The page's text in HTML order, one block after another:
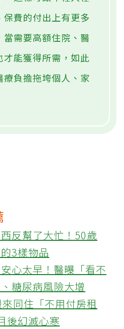
費的付出上有更多
需要高額住院、醫
能獲得所需，如此
負擔拖垮個人、家
反幫了大忙！50歲
3樣物品
心太早！醫曝「看不
糖尿病風險大增
同住「不用付房租
後幻滅心寒